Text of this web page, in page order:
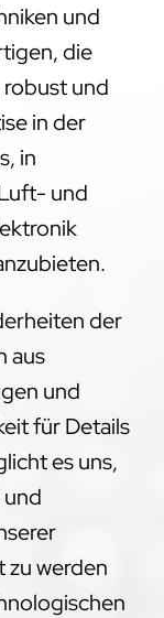
und
die
robust und
in der
in
und
der
aus
und
für Details
es uns,
zu werden